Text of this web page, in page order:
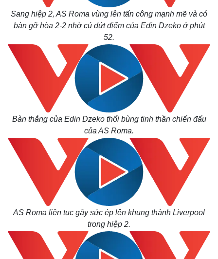
Kinh tế
Bất động sản
Khởi nghiệp
Thị trường
Giá vàng
Tiêu dùng
Tỷ giá
Chứng khoán
Giá cà phê
Sang hiệp 2, AS Roma vùng lên tấn công mạnh mẽ và có
bàn gỡ hòa 2-2 nhờ cú dứt điểm của Edin Dzeko ở phút
52.
Bàn thắng của Edin Dzeko thổi bùng tinh thần chiến đấu
của AS Roma.
AS Roma liên tục gây sức ép lên khung thành Liverpool
trong hiệp 2.